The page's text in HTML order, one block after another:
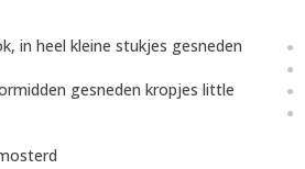
in heel kleine stukjes gesneden
gesneden kropjes little